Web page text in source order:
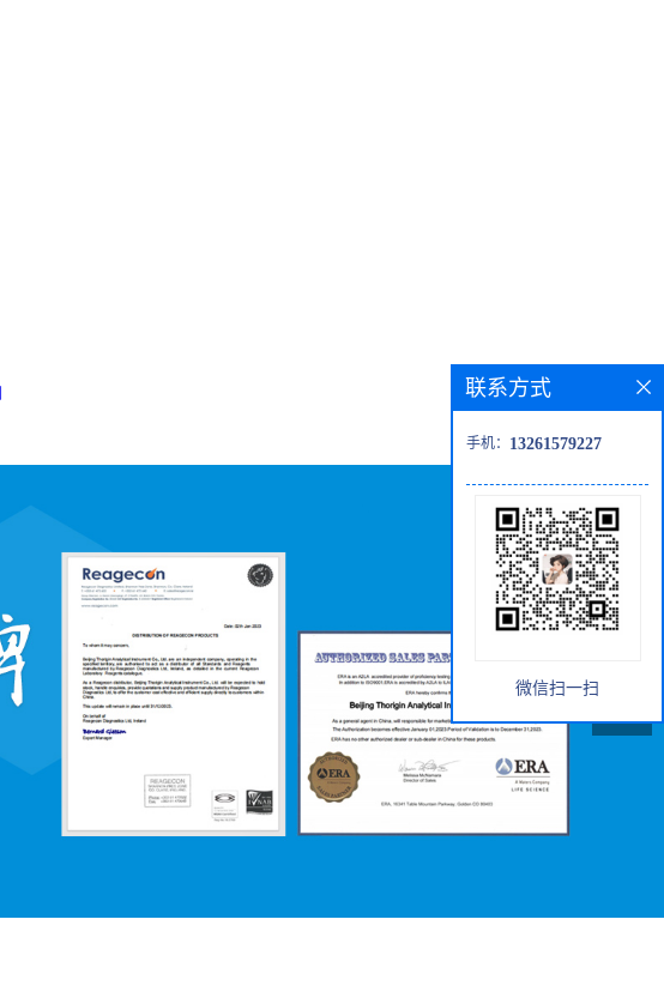
联系方式
手机： 13261579227
微信扫一扫